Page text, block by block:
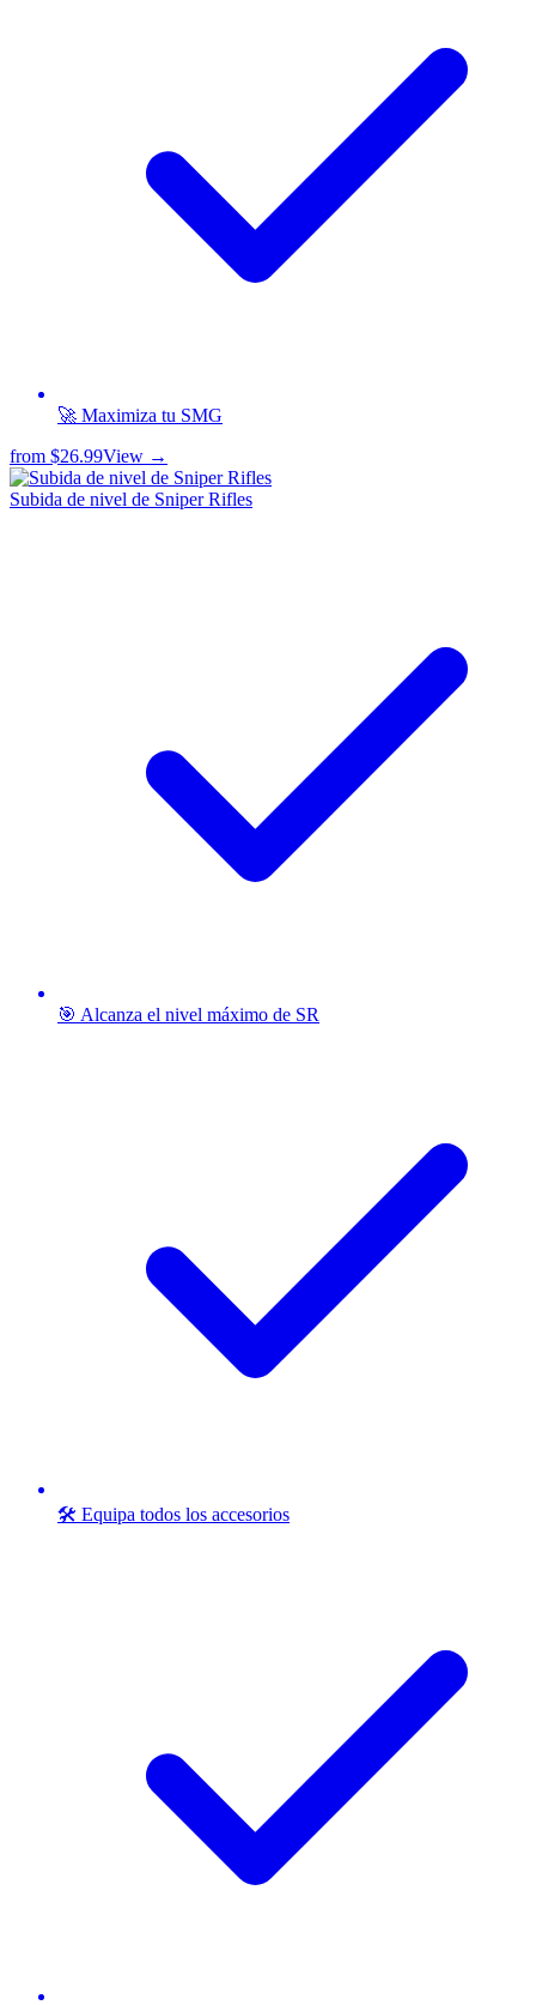
🚀 Maximiza tu SMG
from $26.99View →
Subida de nivel de Sniper Rifles
🎯 Alcanza el nivel máximo de SR
🛠️ Equipa todos los accesorios